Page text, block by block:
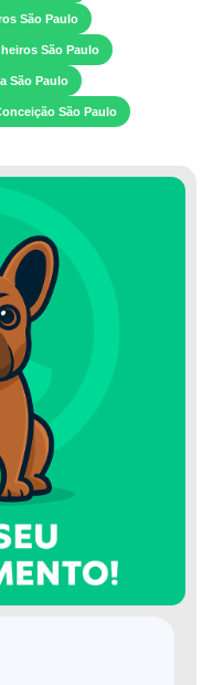
São Paulo
São Paulo
São Paulo
São Paulo